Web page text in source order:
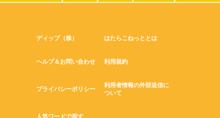
ディップ（株） はたらこねっととは
ヘルプ＆お問い合わせ 利用規約
プライバシーポリシー
利用者情報の外部送信に
ついて
人気ワードで探す